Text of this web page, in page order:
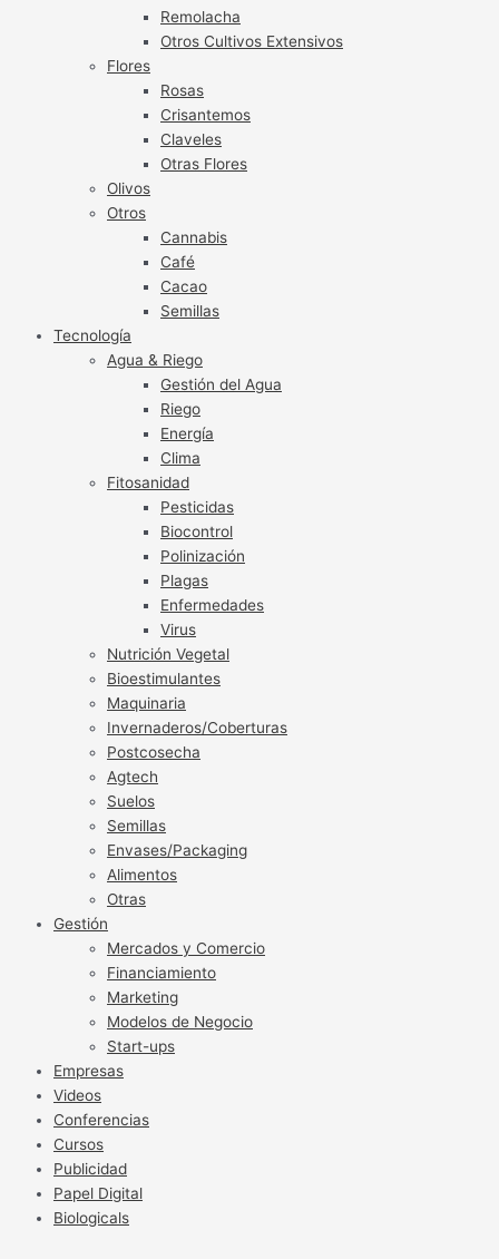
Remolacha
Otros Cultivos Extensivos
Flores
Rosas
Crisantemos
Claveles
Otras Flores
Olivos
Otros
Cannabis
Café
Cacao
Semillas
Tecnología
Agua & Riego
Gestión del Agua
Riego
Energía
Clima
Fitosanidad
Pesticidas
Biocontrol
Polinización
Plagas
Enfermedades
Virus
Nutrición Vegetal
Bioestimulantes
Maquinaria
Invernaderos/Coberturas
Postcosecha
Agtech
Suelos
Semillas
Envases/Packaging
Alimentos
Otras
Gestión
Mercados y Comercio
Financiamiento
Marketing
Modelos de Negocio
Start-ups
Empresas
Videos
Conferencias
Cursos
Publicidad
Papel Digital
Biologicals